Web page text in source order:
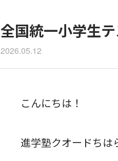
全国統一小学生
2026.05.12
こんにちは！
進学塾クオードちは